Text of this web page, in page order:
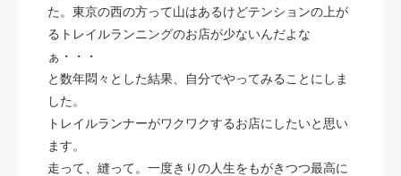
た。東京の西の方って山はあるけどテンションの上が
るトレイルランニングのお店が少ないんだよな
ぁ・・・
と数年悶々とした結果、自分でやってみることにしま
した。
トレイルランナーがワクワクするお店にしたいと思い
ます。
走って、縫って。一度きりの人生をもがきつつ最高に